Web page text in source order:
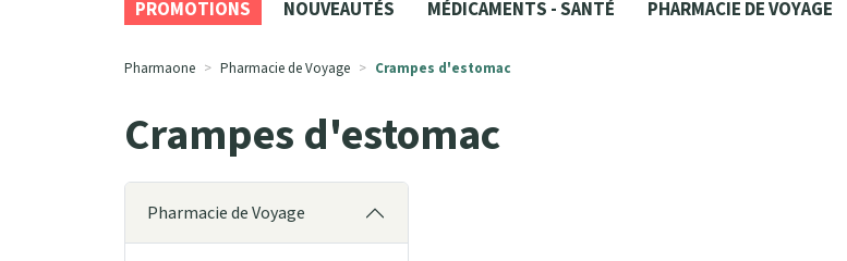
PROMOTIONS NOUVEAUTÉS MÉDICAMENTS - SANTÉ PHARMACIE DE VOYAGE
Pharmaone Pharmacie de Voyage Crampes d'estomac
Crampes d'estomac
Pharmacie de Voyage